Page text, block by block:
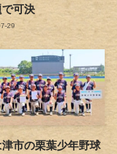
可決
29
市の栗葉少年野球